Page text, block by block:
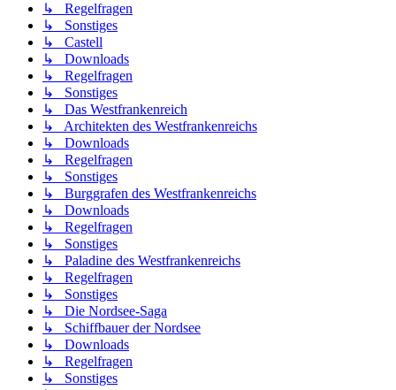
↳ Regelfragen
↳ Sonstiges
↳ Castell
↳ Downloads
↳ Regelfragen
↳ Sonstiges
↳ Das Westfrankenreich
↳ Architekten des Westfrankenreichs
↳ Downloads
↳ Regelfragen
↳ Sonstiges
↳ Burggrafen des Westfrankenreichs
↳ Downloads
↳ Regelfragen
↳ Sonstiges
↳ Paladine des Westfrankenreichs
↳ Regelfragen
↳ Sonstiges
↳ Die Nordsee-Saga
↳ Schiffbauer der Nordsee
↳ Downloads
↳ Regelfragen
↳ Sonstiges